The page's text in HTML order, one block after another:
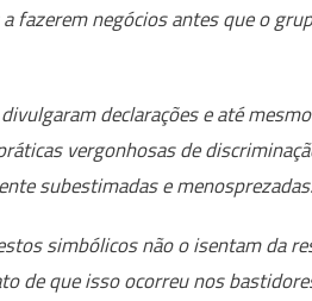
fazerem negócios antes que o
declarações e até
vergonhosas de
subestimadas e
simbólicos não o isentam da
de que isso ocorreu nos